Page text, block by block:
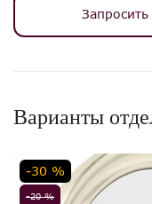
Варианты
-20 %
-30 %